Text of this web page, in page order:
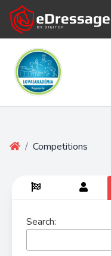
/ Competitions
Search: